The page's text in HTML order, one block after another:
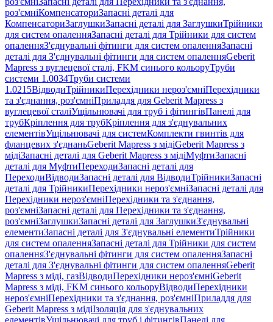
роз'ємніКомпенсаториЗапасні деталі для
КомпенсаториЗаглушкиЗапасні деталі для ЗаглушкиТрійники
для систем опаленняЗапасні деталі для Трійники для систем
опаленняЗ'єднувальні фітинги для систем опаленняЗапасні
деталі для З'єднувальні фітинги для систем опаленняGeberit
Mapress з вуглецевої сталі, FKM синього кольоруТруби
системи 1.0034Труби системи
1.0215ВідводиТрійникиПерехідники нероз'ємніПерехідники
та з'єднання, роз'ємніПриладдя для Geberit Mapress з
вуглецевої сталіУщільнювачі для труб і фітингівПанелі для
трубКріплення для трубКріплення для з'єднувальних
елементівУщільнювачі для системКомплекти гвинтів для
фланцевих з'єднаньGeberit Mapress з мідіGeberit Mapress з
мідіЗапасні деталі для Geberit Mapress з мідіМуфтиЗапасні
деталі для МуфтиПереходиЗапасні деталі для
ПереходиВідводиЗапасні деталі для ВідводиТрійникиЗапасні
деталі для ТрійникиПерехідники нероз'ємніЗапасні деталі для
Перехідники нероз'ємніПерехідники та з'єднання,
роз'ємніЗапасні деталі для Перехідники та з'єднання,
роз'ємніЗаглушкиЗапасні деталі для ЗаглушкиЗ'єднувальні
елементиЗапасні деталі для З'єднувальні елементиТрійники
для систем опаленняЗапасні деталі для Трійники для систем
опаленняЗ'єднувальні фітинги для систем опаленняЗапасні
деталі для З'єднувальні фітинги для систем опаленняGeberit
Mapress з міді, газВідводиПерехідники нероз'ємніGeberit
Mapress з міді, FKM синього кольоруВідводиПерехідники
нероз'ємніПерехідники та з'єднання, роз'ємніПриладдя для
Geberit Mapress з мідіІзоляція для з'єднувальних
елементівУщільнювачі для труб і фітингівПанелі для